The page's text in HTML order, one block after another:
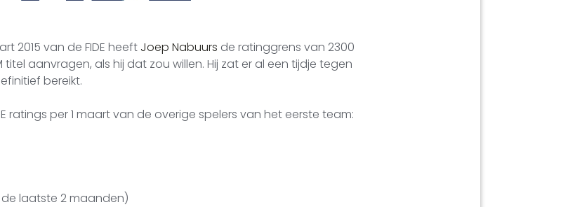
2015 van de FIDE heeft Joep Nabuurs de ratinggrens van 2300
titel aanvragen, als hij dat zou willen. Hij zat er al een tijdje tegen
bereikt.
ratings per 1 maart van de overige spelers van het eerste team:
de laatste 2 maanden)